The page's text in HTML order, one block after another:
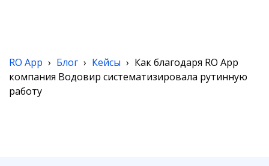
RO App › Блог › Кейсы › Как благодаря RO App
компания Водовир систематизировала рутинную
работу